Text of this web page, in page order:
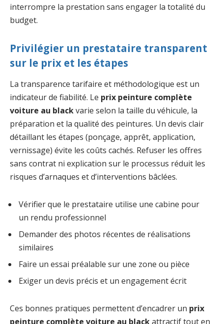
interrompre la prestation sans engager la totalité du
budget.
Privilégier un prestataire transparent
sur le prix et les étapes
La transparence tarifaire et méthodologique est un
indicateur de fiabilité. Le prix peinture complète
voiture au blackvarie selon la taille du véhicule, la
préparation et la qualité des peintures. Un devis clair
détaillant les étapes (ponçage, apprêt, application,
vernissage) évite les coûts cachés. Refuser les offres
sans contrat ni explication sur le processus réduit les
risques d’arnaques et d’interventions bâclées.
Vérifier que le prestataire utilise une cabine pour
un rendu professionnel
Demander des photos récentes de réalisations
similaires
Faire un essai préalable sur une zone ou pièce
Exiger un devis précis et un engagement écrit
Ces bonnes pratiques permettent d’encadrer un prix
peinture complète voiture au blackattractif tout en